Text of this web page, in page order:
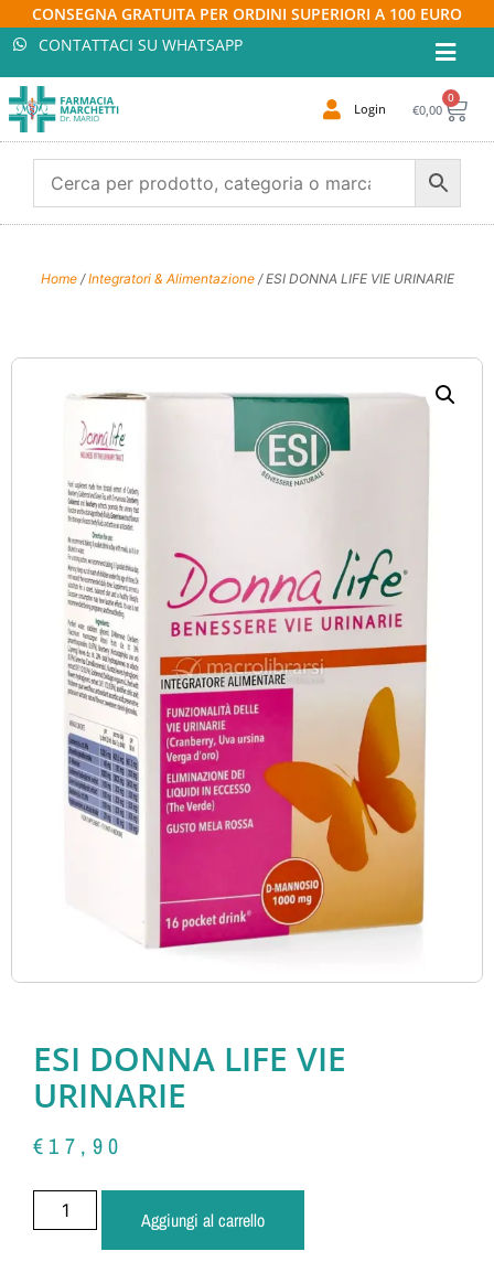
CONSEGNA GRATUITA PER ORDINI SUPERIORI A 100 EURO
CONTATTACI SU WHATSAPP
Login €0,00
0
Home/Integratori & Alimentazione/ ESI DONNA LIFE VIE URINARIE
ESI DONNA LIFE VIE
URINARIE
€ 17,90
Aggiungi al carrello